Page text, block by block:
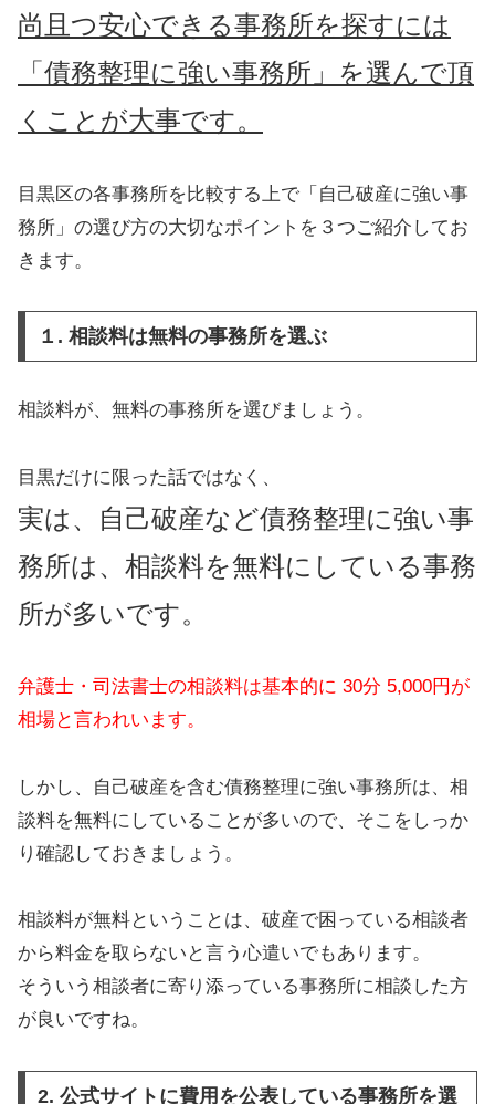
尚且つ安心できる事務所を探すには
「債務整理に強い事務所」を選んで頂
くことが大事です。
目黒区の各事務所を比較する上で「自己破産に強い事
務所」の選び方の大切なポイントを３つご紹介してお
きます。
１. 相談料は無料の事務所を選ぶ
相談料が、無料の事務所を選びましょう。
目黒だけに限った話ではなく、
実は、自己破産など債務整理に強い事
務所は、相談料を無料にしている事務
所が多いです。
弁護士・司法書士の相談料は基本的に 30分 5,000円が
相場と言われいます。
しかし、自己破産を含む債務整理に強い事務所は、相
談料を無料にしていることが多いので、そこをしっか
り確認しておきましょう。
相談料が無料ということは、破産で困っている相談者
から料金を取らないと言う心遣いでもあります。
そういう相談者に寄り添っている事務所に相談した方
が良いですね。
2. 公式サイトに費用を公表している事務所を選